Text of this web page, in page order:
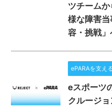
ツチーム
様な障害
容・挑戦
ePARAを支え
eスポーツ
クルージ